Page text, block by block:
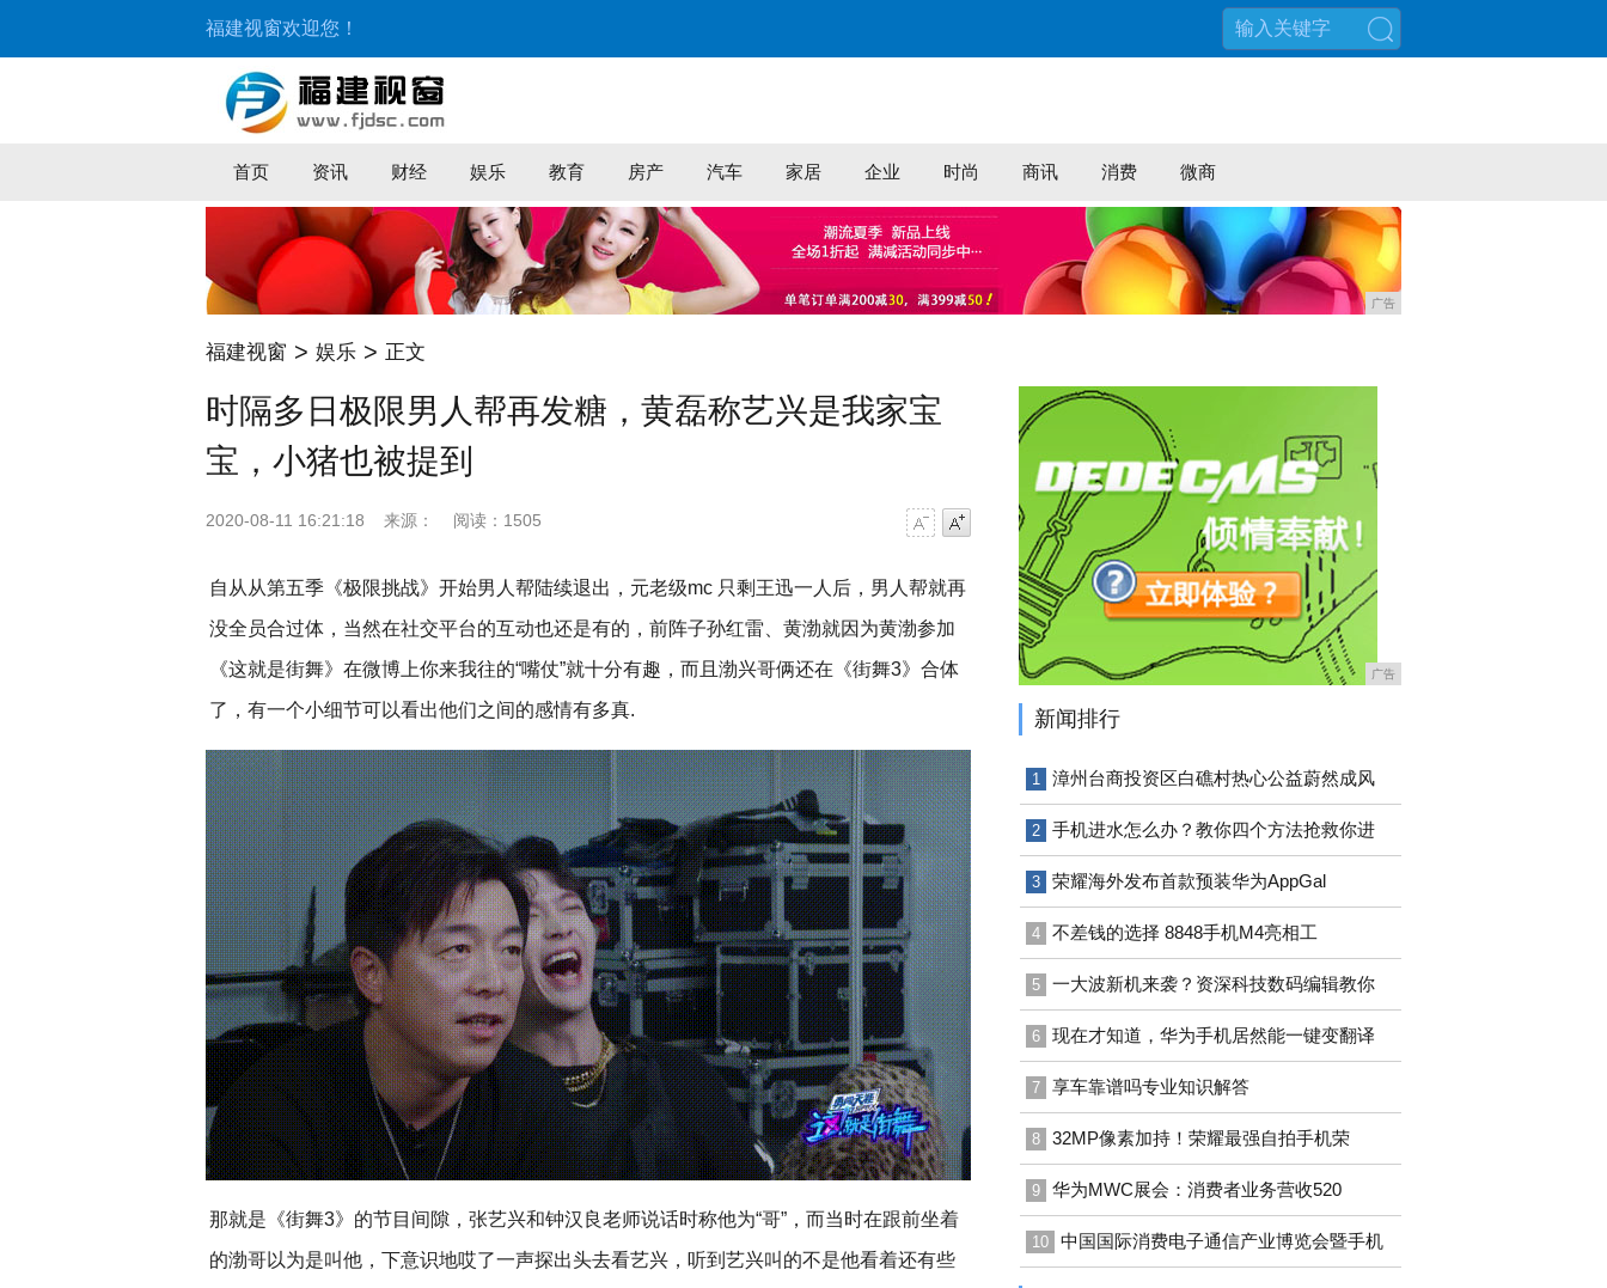
福建视窗欢迎您！
首页 资讯 财经 娱乐 教育 房产 汽车 家居 企业 时尚 商讯 消费 微商
广告
福建视窗 > 娱乐 > 正文
时隔多日极限男人帮再发糖，黄磊称艺兴是我家宝
宝，小猪也被提到
2020-08-11 16:21:18 来源： 阅读：1505
自从从第五季《极限挑战》开始男人帮陆续退出，元老级mc 只剩王迅一人后，男人帮就再
没全员合过体，当然在社交平台的互动也还是有的，前阵子孙红雷、黄渤就因为黄渤参加
《这就是街舞》在微博上你来我往的“嘴仗”就十分有趣，而且渤兴哥俩还在《街舞3》合体
了，有一个小细节可以看出他们之间的感情有多真.
那就是《街舞3》的节目间隙，张艺兴和钟汉良老师说话时称他为“哥”，而当时在跟前坐着
的渤哥以为是叫他，下意识地哎了一声探出头去看艺兴，听到艺兴叫的不是他看着还有些
广告
新闻排行
1 漳州台商投资区白礁村热心公益蔚然成风
2 手机进水怎么办？教你四个方法抢救你进
3 荣耀海外发布首款预装华为AppGal
4 不差钱的选择 8848手机M4亮相工
5 一大波新机来袭？资深科技数码编辑教你
6 现在才知道，华为手机居然能一键变翻译
7 享车靠谱吗专业知识解答
8 32MP像素加持！荣耀最强自拍手机荣
9 华为MWC展会：消费者业务营收520
10 中国国际消费电子通信产业博览会暨手机